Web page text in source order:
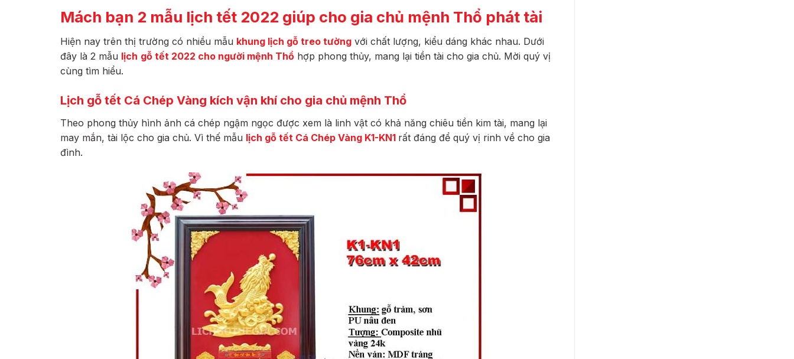
Mách bạn 2 mẫu lịch tết 2022 giúp cho gia chủ mệnh Thổ phát tài
Hiện nay trên thị trường có nhiều mẫu khung lịch gỗ treo tường với chất lượng, kiểu dáng khác nhau. Dưới
đây là 2 mẫu lịch gỗ tết 2022 cho người mệnh Thổ hợp phong thủy, mang lại tiền tài cho gia chủ. Mời quý vị
cùng tìm hiểu.
Lịch gỗ tết Cá Chép Vàng kích vận khí cho gia chủ mệnh Thổ
Theo phong thủy hình ảnh cá chép ngậm ngọc được xem là linh vật có khả năng chiêu tiền kim tài, mang lại
may mắn, tài lộc cho gia chủ. Vì thế mẫu lịch gỗ tết Cá Chép Vàng K1-KN1 rất đáng để quý vị rinh về cho gia
đình.